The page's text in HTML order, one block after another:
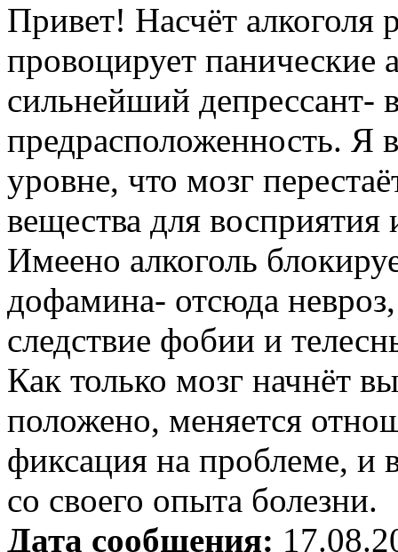
Привет! Насчёт алкоголя
провоцирует панические
сильнейший депрессант-
предрасположенность. Я
уровне, что мозг
вещества для
Имеено алкоголь
дофамина- отсюда
следствие фобии и
Как только мозг начнёт
положено, меняется
фиксация на проблеме, и
со своего опыта болезни.
Дата сообщения: